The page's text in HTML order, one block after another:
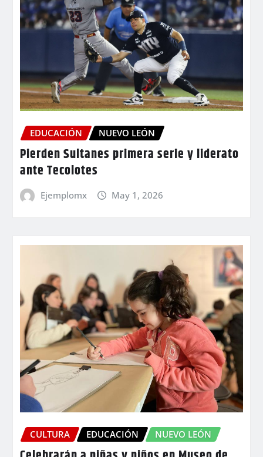
EDUCACIÓN NUEVO LEÓN
Pierden Sultanes primera serie y liderato
ante Tecolotes
Ejemplomx May 1, 2026
CULTURA EDUCACIÓN NUEVO LEÓN